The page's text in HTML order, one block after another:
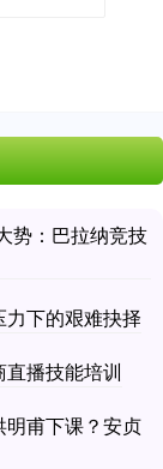
势：巴拉纳竞技
下的艰难抉择
播技能培训
甫下课？安贞